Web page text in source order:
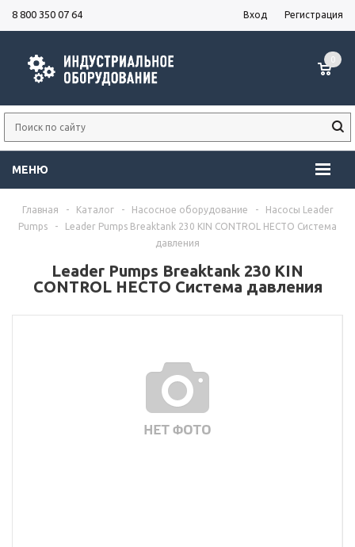
8 800 350 07 64 Вход Регистрация
МЕНЮ
0
Главная - Каталог - Насосное оборудование -
Насосы Leader
Pumps
-
Leader Pumps Breaktank 230 KIN CONTROL HECTO Система
давления
Leader Pumps Breaktank 230 KIN
CONTROL HECTO Система давления